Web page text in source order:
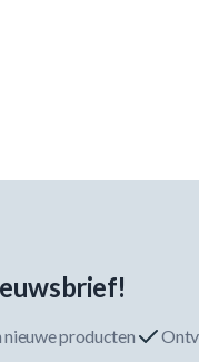
nieuwe producten